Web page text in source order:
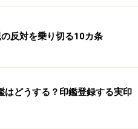
ティがいちばんの話
夫婦の間で何か変化はあり
反対を乗り切る10カ条
はどうする？印鑑登録する実印